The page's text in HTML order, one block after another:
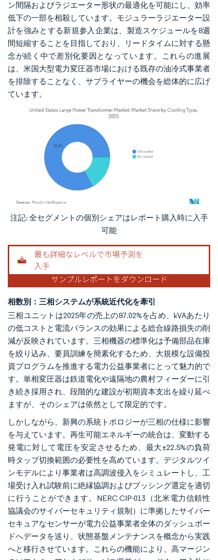
ン間隔およびラジエーター形状の最適化を可能にし、効率
低下の一部を相殺しています。モジュラーラジエーター設
計を強みとする新規参入企業は、製造スケジュールを8週
間短縮することを目指しており、リードタイムに対する懸
念が続く中で差別化要因となっています。これらの進展
は、米国大型電力変圧器市場における既存の油冷式事業者
を排除することなく、サプライヤーの機会を総体的に広げ
ています。
画像 © Mordor Intelligence。再利用にはCC BY 4.0の表示が必要です。
注記: 全セグメントの個別シェアはレポート購入時に入手
可能
相数別：三相システムが系統近代化を牽引
三相ユニットは2025年の売上の87.02%を占め、kVAあたり
の低コストと電流バランスの効果による総合線路損失の削
減が反映されています。三相機器の標準化は予備部品在庫
を絞り込み、要員訓練を簡素化するため、大規模な設備投
資プログラムを推進する電力公益事業者にとって魅力的で
す。単相変圧器は鉄道電化や遠隔地の農村フィーダーに引
き続き採用され、段階的な建設が初期資本支出を繰り延べ
ますが、そのシェアは依然として限定的です。
しかしながら、新興の系統トポロジーが三相の仕様に影響
を与えています。再生可能エネルギーの統合は、変動する
発電に対して電圧を安定させるため、最大±22.5%の負荷
時タップ切換範囲の必要性を高めています。デジタルツイ
ンモデルにより事業者は高調波侵入をシミュレートし、工
場受け入れ試験前に絶縁協調およびブッシング選定を適切
に行うことができます。NERC CIP-013（北米電力信頼性
協議会のサイバーセキュリティ規制）に準拠したサイバー
セキュアなセンサーが電力公益事業者全体のダッシュボー
ドへデータを送り、状態基盤メンテナンスを概念から実践
へと移行させています。これらの機能により、高マージン